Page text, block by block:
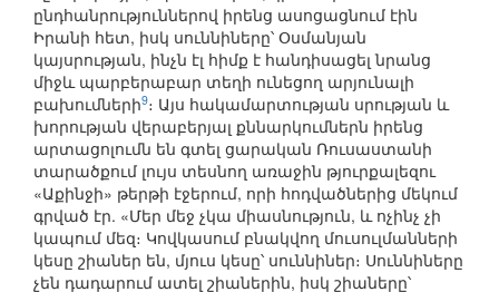
ընդհանրություններով իրենց ասոցացնում էին
Իրանի հետ, իսկ սուննիները՝ Օսմանյան
կայսրության, ինչն էլ հիմք է հանդիսացել նրանց
միջև պարբերաբար տեղի ունեցող արյունալի
բախումների9։ Այս հակամարտության սրության և
խորության վերաբերյալ քննարկումներն իրենց
արտացոլումն են գտել ցարական Ռուսաստանի
տարածքում լույս տեսնող առաջին թյուրքալեզու
«Աքինջի» թերթի էջերում, որի հոդվածներից մեկում
գրված էր. «Մեր մեջ չկա միասնություն, և ոչինչ չի
կապում մեզ։ Կովկասում բնակվող մուսուլմանների
կեսը շիաներ են, մյուս կեսը՝ սուննիներ։ Սուննիները
չեն դադարում ատել շիաներին, իսկ շիաները՝